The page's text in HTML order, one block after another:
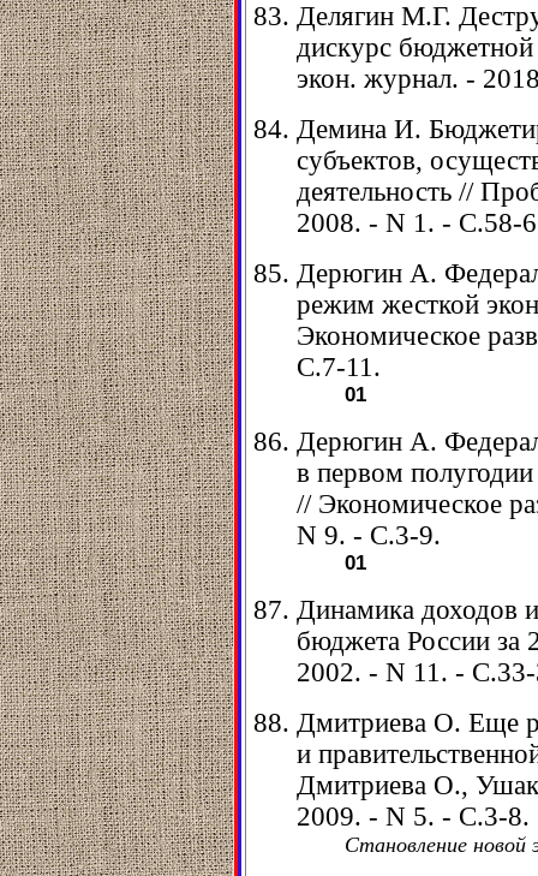
Делягин М.Г.
диcкурс
экон. журнал. -
Демина И.
субъектов,
деятельность //
2008. - N 1. - С.58-
Дерюгин А.
режим жесткой
Экономическое
С.7-11.
01
Дерюгин А.
в первом
// Экономическое
N 9. - С.3-9.
01
Динамика доходов
бюджета России за
2002. - N 11. -
Дмитриева О. Еще
и
Дмитриева О.,
2009. - N 5. - С.3-8.
Становление новой